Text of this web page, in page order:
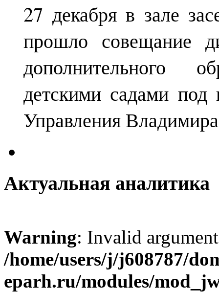
27 декабря в зале
прошло совещание
дополнительного
детскими садами под
Управления
Актуальная аналитика
Warning: Invalid
/home/users/j/j608787/
eparh.ru/modules/